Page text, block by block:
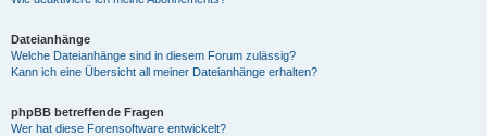
Dateianhänge
Welche Dateianhänge sind in diesem Forum zulässig?
Kann ich eine Übersicht all meiner Dateianhänge erhalten?
phpBB betreffende Fragen
Wer hat diese Forensoftware entwickelt?